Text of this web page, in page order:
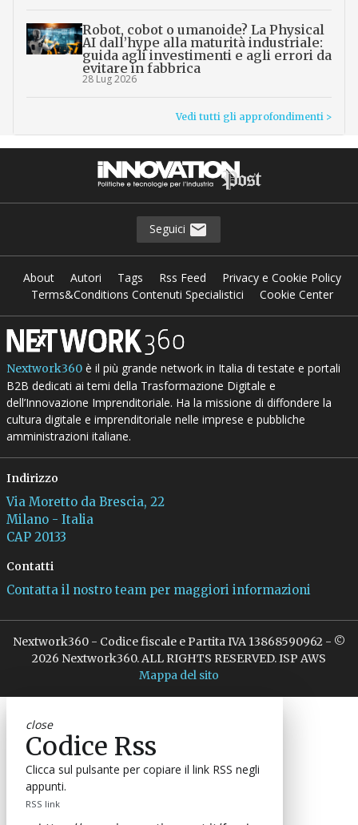
Robot, cobot o umanoide? La Physical
AI dall’hype alla maturità industriale:
guida agli investimenti e agli errori da
evitare in fabbrica
28 Lug 2026
Vedi tutti gli approfondimenti >
Seguici
About Autori Tags Rss Feed
Privacy e Cookie Policy
Terms&Conditions Contenuti Specialistici
Cookie Center
Nextwork360è il più grande network in Italia di testate e portali
B2B dedicati ai temi della Trasformazione Digitale e
dell’Innovazione Imprenditoriale. Ha la missione di diffondere la
cultura digitale e imprenditoriale nelle imprese e pubbliche
amministrazioni italiane.
Indirizzo
Via Moretto da Brescia, 22
Milano - Italia
CAP 20133
Contatti
Contatta il nostro team per maggiori informazioni
Nextwork360 - Codice fiscale e Partita IVA 13868590962 - ©
2026 Nextwork360. ALL RIGHTS RESERVED. ISP AWS
Mappa del sito
close
Codice Rss
Clicca sul pulsante per copiare il link RSS negli
appunti.
RSS link